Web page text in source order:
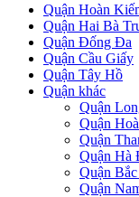
Quận Hoàn
Quận Hai Bà
Quận Đống Đa
Quận Cầu Giấy
Quận Tây Hồ
Quận khác
Quận
Quận
Quận
Quận Hà
Quận
Quận